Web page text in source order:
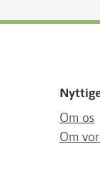
Om os
Om